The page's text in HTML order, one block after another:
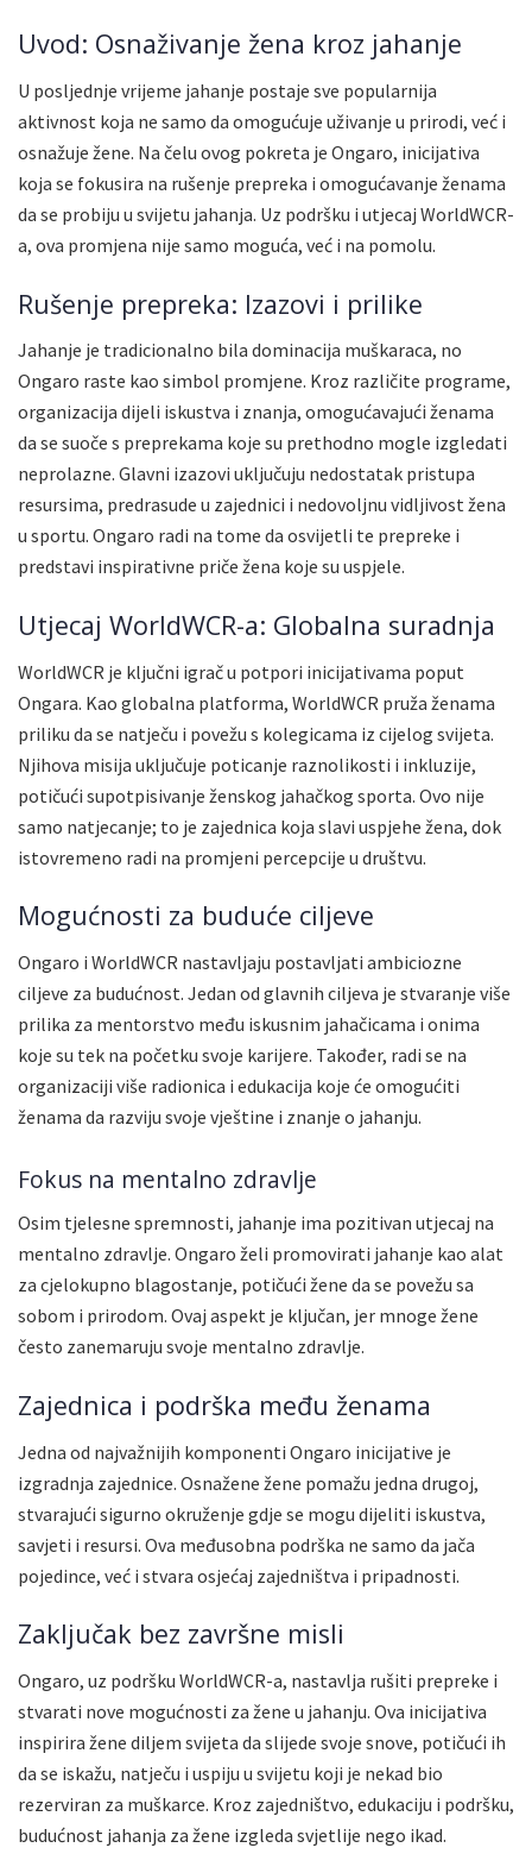
Uvod: Osnaživanje žena kroz jahanje
U posljednje vrijeme jahanje postaje sve popularnija
aktivnost koja ne samo da omogućuje uživanje u prirodi, već i
osnažuje žene. Na čelu ovog pokreta je Ongaro, inicijativa
koja se fokusira na rušenje prepreka i omogućavanje ženama
da se probiju u svijetu jahanja. Uz podršku i utjecaj WorldWCR-
a, ova promjena nije samo moguća, već i na pomolu.
Rušenje prepreka: Izazovi i prilike
Jahanje je tradicionalno bila dominacija muškaraca, no
Ongaro raste kao simbol promjene. Kroz različite programe,
organizacija dijeli iskustva i znanja, omogućavajući ženama
da se suoče s preprekama koje su prethodno mogle izgledati
neprolazne. Glavni izazovi uključuju nedostatak pristupa
resursima, predrasude u zajednici i nedovoljnu vidljivost žena
u sportu. Ongaro radi na tome da osvijetli te prepreke i
predstavi inspirativne priče žena koje su uspjele.
Utjecaj WorldWCR-a: Globalna suradnja
WorldWCR je ključni igrač u potpori inicijativama poput
Ongara. Kao globalna platforma, WorldWCR pruža ženama
priliku da se natječu i povežu s kolegicama iz cijelog svijeta.
Njihova misija uključuje poticanje raznolikosti i inkluzije,
potičući supotpisivanje ženskog jahačkog sporta. Ovo nije
samo natjecanje; to je zajednica koja slavi uspjehe žena, dok
istovremeno radi na promjeni percepcije u društvu.
Mogućnosti za buduće ciljeve
Ongaro i WorldWCR nastavljaju postavljati ambiciozne
ciljeve za budućnost. Jedan od glavnih ciljeva je stvaranje više
prilika za mentorstvo među iskusnim jahačicama i onima
koje su tek na početku svoje karijere. Također, radi se na
organizaciji više radionica i edukacija koje će omogućiti
ženama da razviju svoje vještine i znanje o jahanju.
Fokus na mentalno zdravlje
Osim tjelesne spremnosti, jahanje ima pozitivan utjecaj na
mentalno zdravlje. Ongaro želi promovirati jahanje kao alat
za cjelokupno blagostanje, potičući žene da se povežu sa
sobom i prirodom. Ovaj aspekt je ključan, jer mnoge žene
često zanemaruju svoje mentalno zdravlje.
Zajednica i podrška među ženama
Jedna od najvažnijih komponenti Ongaro inicijative je
izgradnja zajednice. Osnažene žene pomažu jedna drugoj,
stvarajući sigurno okruženje gdje se mogu dijeliti iskustva,
savjeti i resursi. Ova međusobna podrška ne samo da jača
pojedince, već i stvara osjećaj zajedništva i pripadnosti.
Zaključak bez završne misli
Ongaro, uz podršku WorldWCR-a, nastavlja rušiti prepreke i
stvarati nove mogućnosti za žene u jahanju. Ova inicijativa
inspirira žene diljem svijeta da slijede svoje snove, potičući ih
da se iskažu, natječu i uspiju u svijetu koji je nekad bio
rezerviran za muškarce. Kroz zajedništvo, edukaciju i podršku,
budućnost jahanja za žene izgleda svjetlije nego ikad.